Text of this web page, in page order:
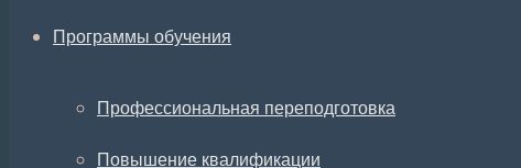
Программы обучения
Профессиональная переподготовка
Повышение квалификации